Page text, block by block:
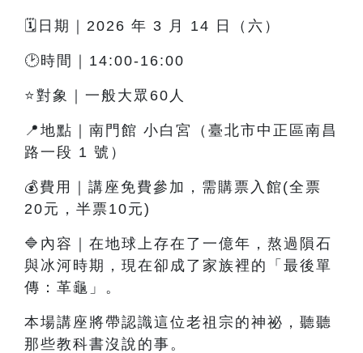
🗓️日期｜2026 年 3 月 14 日（六）
🕑時間｜14:00-16:00
⭐對象｜一般大眾60人
📍地點｜南門館 小白宮（臺北市中正區南昌
路一段 1 號）
💰費用｜講座免費參加，需購票入館(全票
20元，半票10元)
🔷內容 ｜ 在地球上存在了一億年，熬過隕石
與冰河時期，現在卻成了家族裡的「最後單
傳：革龜」。
本場講座將帶認識這位老祖宗的神祕，聽聽
那些教科書沒說的事。